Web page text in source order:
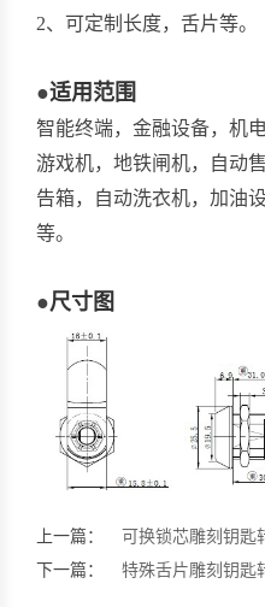
2、可定制长度，舌片等。
●适用范围
智能终端，金融设备，机
游戏机，地铁闸机，自动
告箱，自动洗衣机，加油
等。
●尺寸图
上一篇：
可换锁芯雕刻钥匙
下一篇：
特殊舌片雕刻钥匙